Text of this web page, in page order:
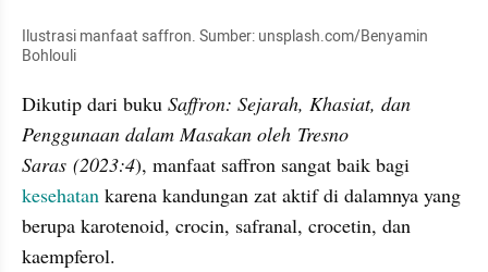
Ilustrasi manfaat saffron. Sumber: unsplash.com/Benyamin
Bohlouli
Dikutip dari buku Saffron: Sejarah, Khasiat, dan
Penggunaan dalam Masakan oleh Tresno
Saras (2023:4
kesehatan karena kandungan zat aktif di dalamnya yang
berupa karotenoid, crocin, safranal, crocetin, dan
kaempferol.